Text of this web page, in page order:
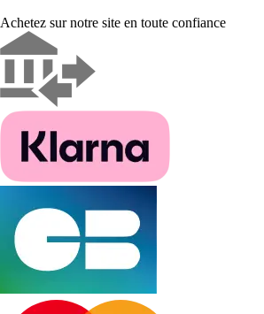
Achetez sur notre site en toute confiance